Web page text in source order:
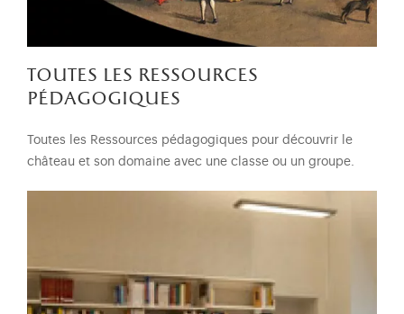
toutes les ressources
pédagogiques
Toutes les Ressources pédagogiques pour découvrir le
château et son domaine avec une classe ou un groupe.